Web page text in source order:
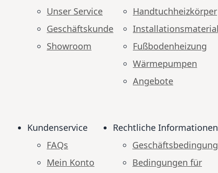
Unser Service
Geschäftskunde
Showroom
Handtuchheizkörper
Fußbodenheizung
Wärmepumpen
Angebote
Kundenservice
FAQs
Mein Konto
Rechtliche Informationen
Bedingungen für